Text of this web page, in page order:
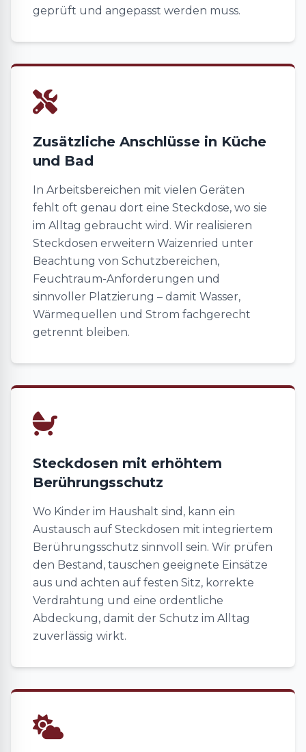
geprüft und angepasst werden muss.
Zusätzliche Anschlüsse in Küche
und Bad
In Arbeitsbereichen mit vielen Geräten
fehlt oft genau dort eine Steckdose, wo sie
im Alltag gebraucht wird. Wir realisieren
Steckdosen erweitern Waizenried unter
Beachtung von Schutzbereichen,
Feuchtraum-Anforderungen und
sinnvoller Platzierung – damit Wasser,
Wärmequellen und Strom fachgerecht
getrennt bleiben.
Steckdosen mit erhöhtem
Berührungsschutz
Wo Kinder im Haushalt sind, kann ein
Austausch auf Steckdosen mit integriertem
Berührungsschutz sinnvoll sein. Wir prüfen
den Bestand, tauschen geeignete Einsätze
aus und achten auf festen Sitz, korrekte
Verdrahtung und eine ordentliche
Abdeckung, damit der Schutz im Alltag
zuverlässig wirkt.